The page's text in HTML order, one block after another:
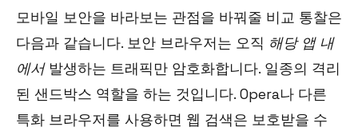
모바일 보안을 바라보는 관점을 바꿔줄 비교 통찰은
다음과 같습니다. 보안 브라우저는 오직 해당 앱 내
에서발생하는 트래픽만 암호화합니다. 일종의 격리
된 샌드박스 역할을 하는 것입니다. Opera나 다른
특화 브라우저를 사용하면 웹 검색은 보호받을 수